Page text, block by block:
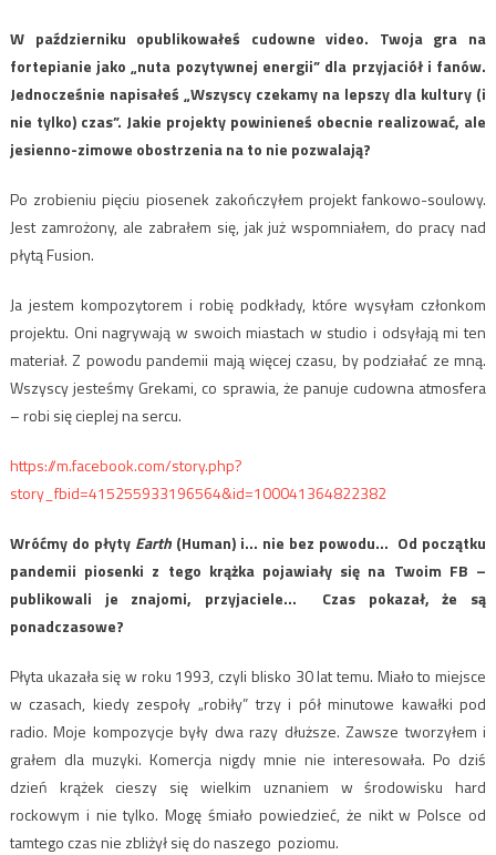
W październiku opublikowałeś cudowne video. Twoja gra na
fortepianie jako „nuta pozytywnej energii” dla przyjaciół i fanów.
Jednocześnie napisałeś „Wszyscy czekamy na lepszy dla kultury (i
nie tylko) czas”. Jakie projekty powinieneś obecnie realizować, ale
jesienno-zimowe obostrzenia na to nie pozwalają?
Po zrobieniu pięciu piosenek zakończyłem projekt fankowo-soulowy.
Jest zamrożony, ale zabrałem się, jak już wspomniałem, do pracy nad
płytą Fusion.
Ja jestem kompozytorem i robię podkłady, które wysyłam członkom
projektu. Oni nagrywają w swoich miastach w studio i odsyłają mi ten
materiał. Z powodu pandemii mają więcej czasu, by podziałać ze mną.
Wszyscy jesteśmy Grekami, co sprawia, że panuje cudowna atmosfera
– robi się cieplej na sercu.
https://m.facebook.com/story.php?
story_fbid=415255933196564&id=100041364822382
Wróćmy do płyty Earth(Human) i… nie bez powodu… Od początku
pandemii piosenki z tego krążka pojawiały się na Twoim FB –
publikowali je znajomi, przyjaciele… Czas pokazał, że są
ponadczasowe?
Płyta ukazała się w roku 1993, czyli blisko 30 lat temu. Miało to miejsce
w czasach, kiedy zespoły „robiły” trzy i pół minutowe kawałki pod
radio. Moje kompozycje były dwa razy dłuższe. Zawsze tworzyłem i
grałem dla muzyki. Komercja nigdy mnie nie interesowała. Po dziś
dzień krążek cieszy się wielkim uznaniem w środowisku hard
rockowym i nie tylko. Mogę śmiało powiedzieć, że nikt w Polsce od
tamtego czas nie zbliżył się do naszego poziomu.